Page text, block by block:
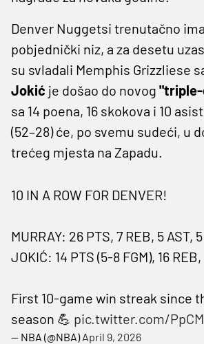
Denver Nuggetsi trenutačno
pobjednički niz, a za desetu
su svladali Memphis Grizzliese sa
Jokić je došao do novog "triple-
sa 14 poena, 16 skokova i 10
(52–28) će, po svemu sudeći, u
trećeg mjesta na Zapadu.
10 IN A ROW FOR DENVER!
MURRAY: 26 PTS, 7 REB, 5 AST,
JOKIĆ: 14 PTS (5-8 FGM), 16
First 10-game win streak since
season 💪 pic.twitter.com/
— NBA (@NBA)April 9, 2026